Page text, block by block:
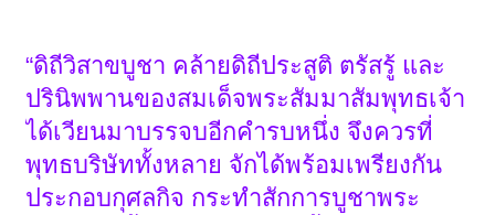
“ดิถีวิสาขบูชา คล้ายดิถีประสูติ ตรัสรู้ และ
ปรินิพพานของสมเด็จพระสัมมาสัมพุทธเจ้า
ได้เวียนมาบรรจบอีกคำรบหนึ่ง จึงควรที่
พุทธบริษัททั้งหลาย จักได้พร้อมเพรียงกัน
ประกอบกุศลกิจ กระทำสักการบูชาพระ